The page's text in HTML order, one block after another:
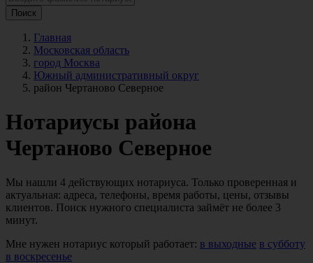
Поиск
Главная
Московская область
город Москва
Южный административный округ
район Чертаново Северное
Нотариусы района
Чертаново Северное
Мы нашли 4 действующих нотариуса. Только проверенная и
актуальная: адреса, телефоны, время работы, цены, отзывы
клиентов. Поиск нужного специалиста займёт не более 3
минут.
Мне нужен нотариус который работает: в выходные в субботу
в воскресенье